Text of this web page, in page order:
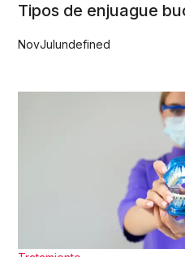
Tipos de enjuague
NovJulundefined